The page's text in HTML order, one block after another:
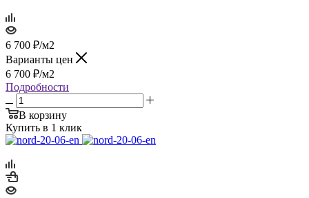
6 700 ₽/м2
Варианты цен
6 700 ₽/м2
Подробности
В корзину
Купить в 1 клик